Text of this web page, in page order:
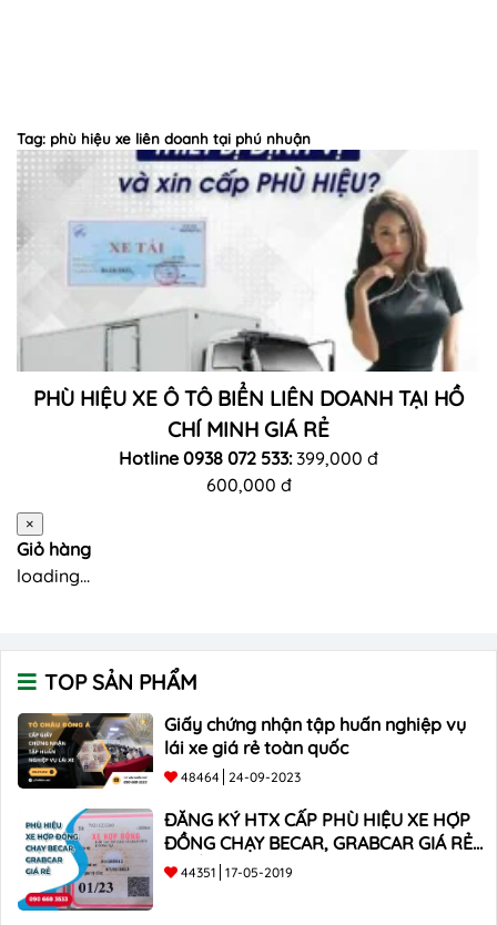
Tag: phù hiệu xe liên doanh tại phú nhuận
PHÙ HIỆU XE Ô TÔ BIỂN LIÊN DOANH TẠI HỒ
CHÍ MINH GIÁ RẺ
Hotline 0938 072 533:399,000 đ
600,000 đ
×
Giỏ hàng
loading...
TOP SẢN PHẨM
Giấy chứng nhận tập huấn nghiệp vụ
lái xe giá rẻ toàn quốc
48464 24-09-2023
ĐĂNG KÝ HTX CẤP PHÙ HIỆU XE HỢP
ĐỒNG CHẠY BECAR, GRABCAR GIÁ RẺ
NHẤT
44351 17-05-2019